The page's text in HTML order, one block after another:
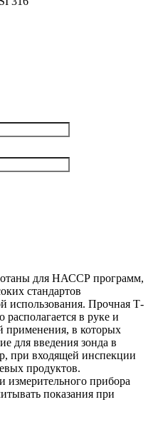
для НАССР программ,
стандартов
использования. Прочная Т-
располагается в руке и
применения, в которых
для введения зонда в
при входящей инспекции
продуктов.
измерительного прибора
показания при